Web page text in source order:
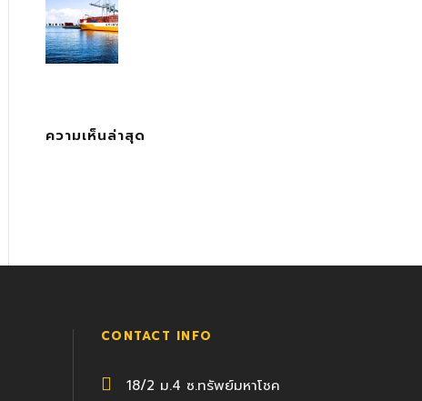
ความเห็นล่าสุด
CONTACT INFO
18/2 ม.4 ซ.ทรัพย์มหาโชค